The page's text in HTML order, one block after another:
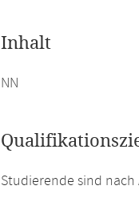
Inhalt
NN
Studierende sind nach